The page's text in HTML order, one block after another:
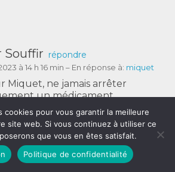
Souffir répondre
à 14 h 16 min – En réponse à: miquet
Miquet, ne jamais arrêter
un médicament
et surtout pas le Deroxat
donner, dans ce cas, un malaise
et des vertiges, le tout sans
très pénibles.
15 jours pour que l’effet
se fasse à nouveau sentir.
cookies pour vous garantir la meilleure
site web. Si vous continuez à utiliser ce
que vous en êtes satisfait.
Politique de confidentialité